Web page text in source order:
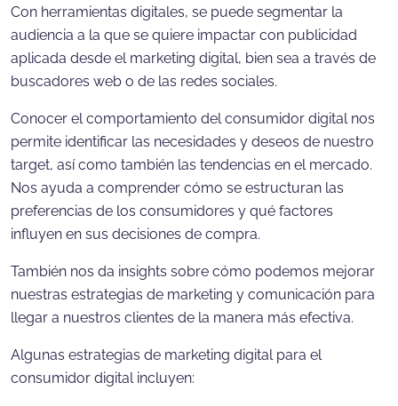
Con herramientas digitales, se puede segmentar la
audiencia a la que se quiere impactar con publicidad
aplicada desde el marketing digital, bien sea a través de
buscadores web o de las redes sociales.
Conocer el comportamiento del consumidor digital nos
permite identificar las necesidades y deseos de nuestro
target, así como también las tendencias en el mercado.
Nos ayuda a comprender cómo se estructuran las
preferencias de los consumidores y qué factores
influyen en sus decisiones de compra.
También nos da insights sobre cómo podemos mejorar
nuestras estrategias de marketing y comunicación para
llegar a nuestros clientes de la manera más efectiva.
Algunas estrategias de marketing digital para el
consumidor digital incluyen: